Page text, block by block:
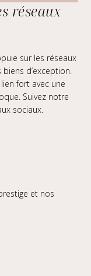
réseaux
sur les réseaux
d’exception.
fort avec une
Suivez notre
sociaux.
et nos